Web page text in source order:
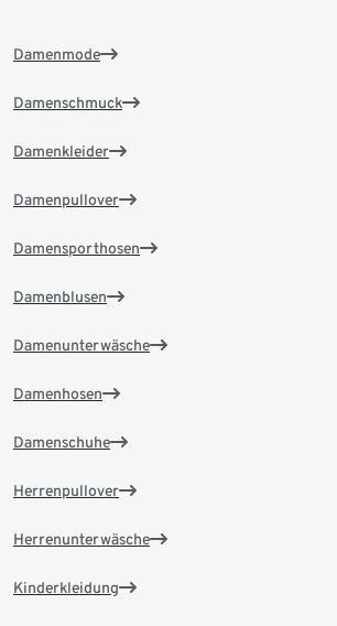
Damenmode
Damenschmuck
Damenkleider
Damenpullover
Damensporthosen
Damenblusen
Damenunterwäsche
Damenhosen
Damenschuhe
Herrenpullover
Herrenunterwäsche
Kinderkleidung